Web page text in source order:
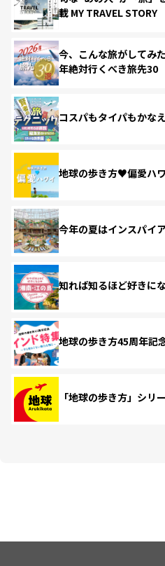
載 MY TRAVEL STORY
今、こんな旅がしてみ
年絶対行くべき旅先30
コスパもタイパもかな
地球の歩き方♥偏愛ハ
今年の夏はインスパイ
知れば知るほど好きに
地球の歩き方45周年記
「地球の歩き方」シリ